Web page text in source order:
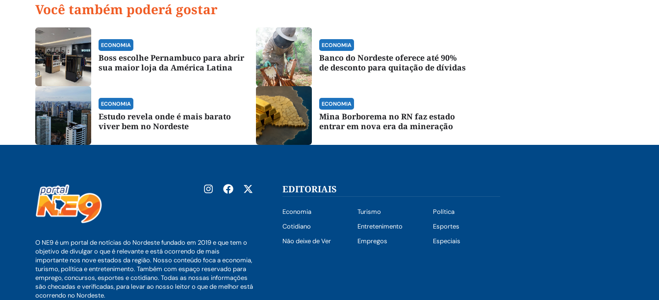
Você também poderá gostar
ECONOMIA
Boss escolhe Pernambuco para abrir
sua maior loja da América Latina
ECONOMIA
Banco do Nordeste oferece até 90%
de desconto para quitação de dívidas
ECONOMIA
Estudo revela onde é mais barato
viver bem no Nordeste
ECONOMIA
Mina Borborema no RN faz estado
entrar em nova era da mineração
O NE9 é um portal de notícias do Nordeste fundado em 2019 e que tem o
objetivo de divulgar o que é relevante e está ocorrendo de mais
importante nos nove estados da região. Nosso conteúdo foca a economia,
turismo, política e entretenimento. Também com espaço reservado para
emprego, concursos, esportes e cotidiano. Todas as nossas informações
são checadas e verificadas, para levar ao nosso leitor o que de melhor está
ocorrendo no Nordeste.
EDITORIAIS
Economia Turismo
Política
Cotidiano
Entretenimento
Esportes
Não deixe de Ver
Empregos Especiais